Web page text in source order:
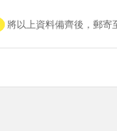
將以上資料備齊後，郵寄